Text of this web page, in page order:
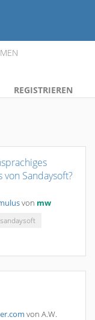
REGISTRIEREN
Sandaysoft?
von mw
sandaysoft
von A.W.